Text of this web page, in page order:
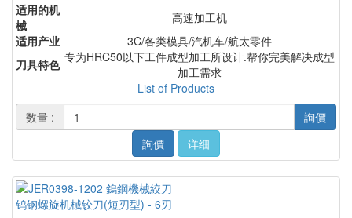
适用的机
械
高速加工机
适用产业
3C/各类模具/汽机车/航太零件
刀具特色 专为HRC50以下工件成型加工所设计.帮你完美解决成型
加工需求
List of Products
数量 :
詢價
詢價
详细
钨钢螺旋机械铰刀(短刃型) - 6刃